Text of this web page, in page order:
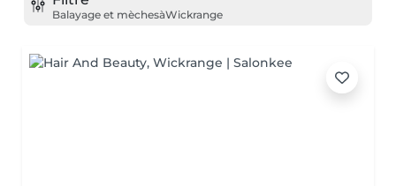
Balayage et mèchesàWickrange